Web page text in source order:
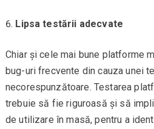
Lipsa testării adecvate
Chiar și cele mai bune platforme
bug-uri frecvente din cauza unei
necorespunzătoare. Testarea
trebuie să fie riguroasă și să
de utilizare în masă, pentru a